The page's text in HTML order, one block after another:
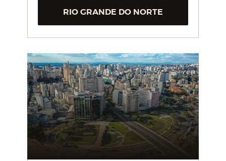
RIO GRANDE DO NORTE